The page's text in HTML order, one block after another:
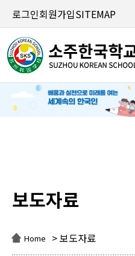
로그인회원가입SITEMAP
보도자료
Home > 보도자료